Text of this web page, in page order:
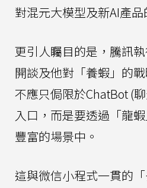
對混元大模型及新AI產
更引人矚目的是，騰訊
開談及他對「養蝦」的
不應只侷限於ChatBot (
入口，而是要透過「龍
豐富的場景中。
這與微信小程式一貫的